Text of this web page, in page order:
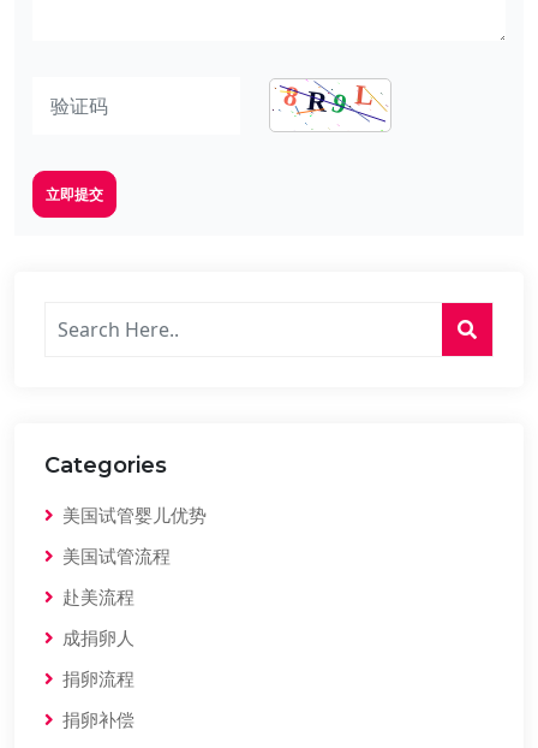
立即提交
Categories
美国试管婴儿优势
美国试管流程
赴美流程
成捐卵人
捐卵流程
捐卵补偿